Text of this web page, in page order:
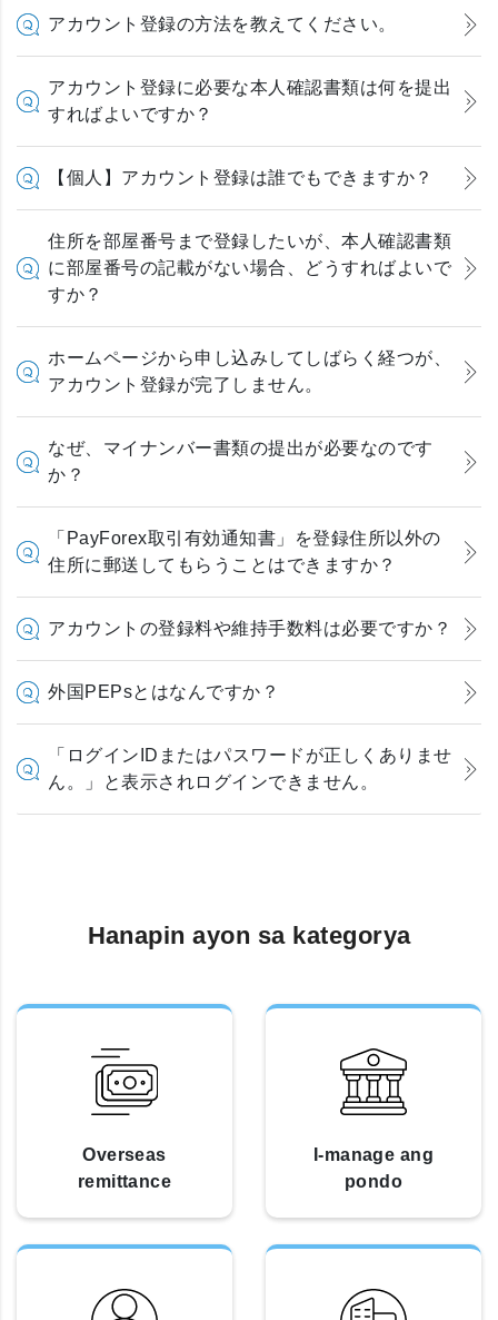
アカウント登録の方法を教えてください。
アカウント登録に必要な本人確認書類は何を提出
すればよいですか？
【個人】アカウント登録は誰でもできますか？
住所を部屋番号まで登録したいが、本人確認書類
に部屋番号の記載がない場合、どうすればよいで
すか？
ホームページから申し込みしてしばらく経つが、
アカウント登録が完了しません。
なぜ、マイナンバー書類の提出が必要なのです
か？
「PayForex取引有効通知書」を登録住所以外の
住所に郵送してもらうことはできますか？
アカウントの登録料や維持手数料は必要ですか？
外国PEPsとはなんですか？
「ログインIDまたはパスワードが正しくありませ
ん。」と表示されログインできません。
Hanapin ayon sa kategorya
Overseas
remittance
I-manage ang
pondo